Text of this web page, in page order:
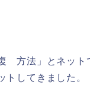
方法」とネット
トしてきました。